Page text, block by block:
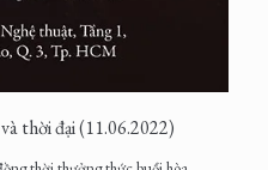
thời đại (11.06.2022)